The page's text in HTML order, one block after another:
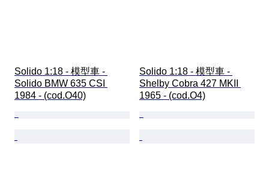
Solido 1:18 - 模型車 -
Solido BMW 635 CSI
1984 - (cod.O40)
Solido 1:18 - 模型車 -
Shelby Cobra 427 MKII
1965 - (cod.O4)